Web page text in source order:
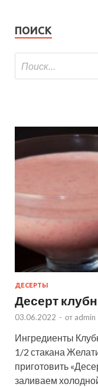
ПОИСК
ДЕСЕРТЫ
Десерт
03.06.2022 - от admin
Ингредиенты
1/2 стакана
приготовить
заливаем